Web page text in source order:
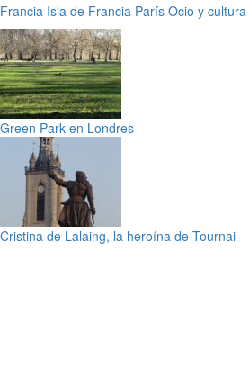
Francia Isla de Francia París Ocio y cultura
Green Park en Londres
Cristina de Lalaing, la heroína de Tournai